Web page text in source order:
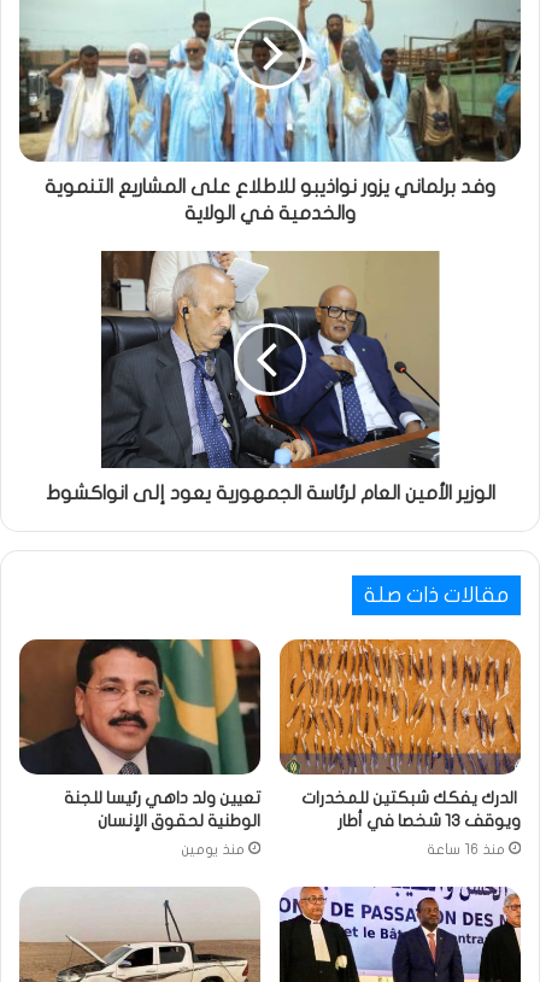
وفد برلماني يزور نواذيبو للاطلاع على المشاريع التنموية
والخدمية في الولاية
الوزير الأمين العام لرئاسة الجمهورية يعود إلى انواكشوط
مقالات ذات صلة
الدرك يفكك شبكتين للمخدرات
ويوقف 13 شخصا في أطار
منذ 16 ساعة
تعيين ولد داهي رئيسا للجنة
الوطنية لحقوق الإنسان
منذ يومين